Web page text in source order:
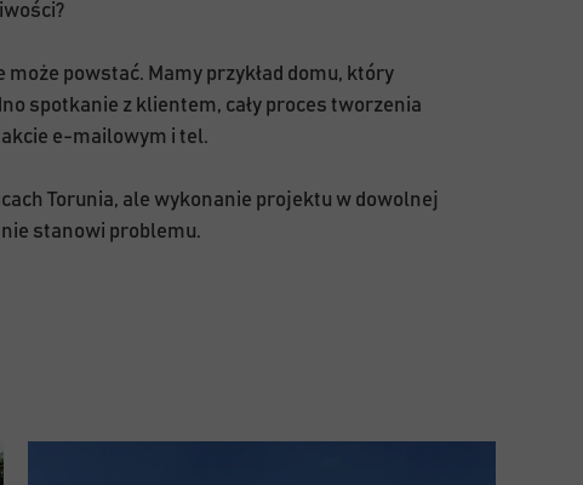
może powstać. Mamy przykład domu, który
spotkanie z klientem, cały proces tworzenia
e-mailowym i tel.
Torunia, ale wykonanie projektu w dowolnej
stanowi problemu.